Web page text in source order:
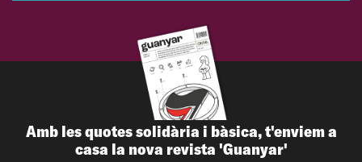
Amb les quotes solidària i bàsica, t'enviem a
casa la nova revista 'Guanyar'